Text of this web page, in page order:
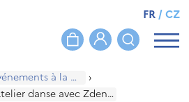
FR/CZ
Evénements à la médiathèque
›
Atelier danse avec Zden : farandole de Pâques